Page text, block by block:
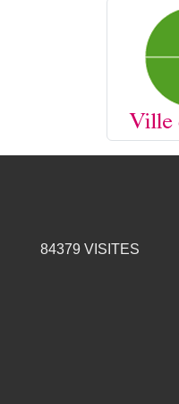
84379 VISITES